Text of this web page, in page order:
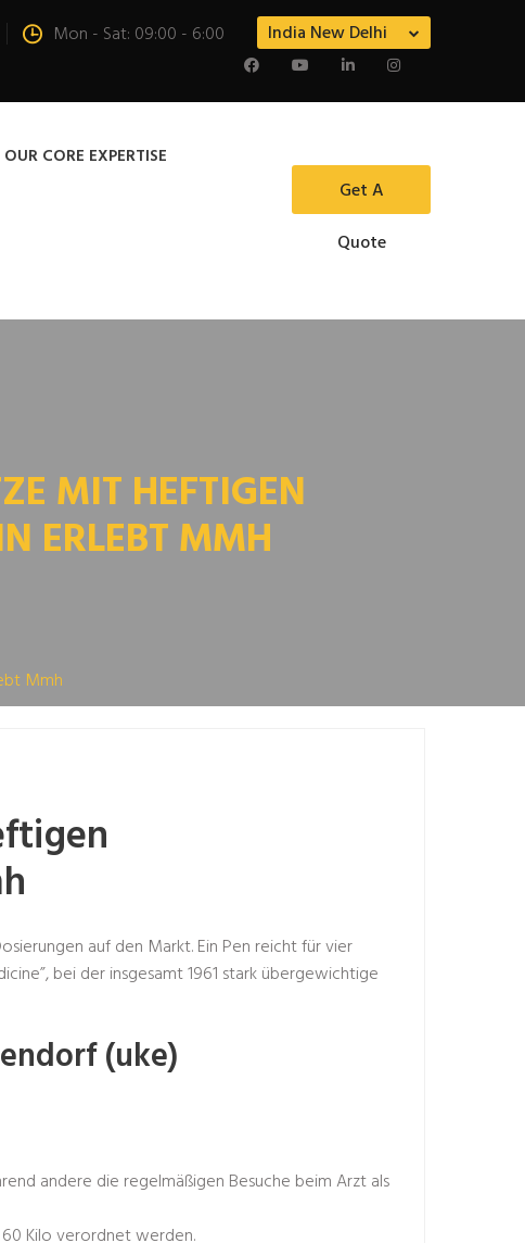
India New Delhi
Mon - Sat: 09:00 - 6:00
OUR CORE EXPERTISE
Get A
Quote
MIT HEFTIGEN
ERLEBT MMH
Mmh
auf den Markt. Ein Pen reicht für vier
bei der insgesamt 1961 stark übergewichtige
(uke)
andere die regelmäßigen Besuche beim Arzt als
Kilo verordnet werden.